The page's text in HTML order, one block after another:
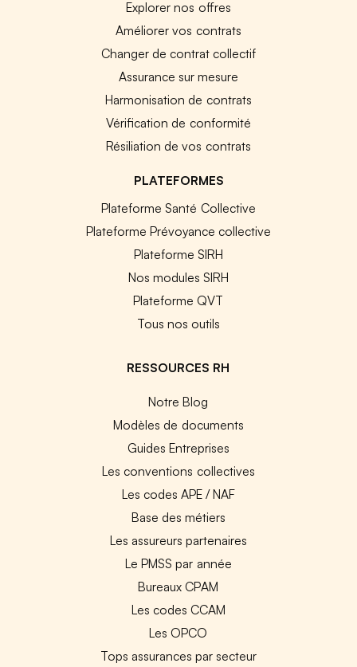
Explorer nos offres
Améliorer vos contrats
Changer de contrat collectif
Assurance sur mesure
Harmonisation de contrats
Vérification de conformité
Résiliation de vos contrats
PLATEFORMES
Plateforme Santé Collective
Plateforme Prévoyance collective
Plateforme SIRH
Nos modules SIRH
Plateforme QVT
Tous nos outils
RESSOURCES RH
Notre Blog
Modèles de documents
Guides Entreprises
Les conventions collectives
Les codes APE / NAF
Base des métiers
Les assureurs partenaires
Le PMSS par année
Bureaux CPAM
Les codes CCAM
Les OPCO
Tops assurances par secteur